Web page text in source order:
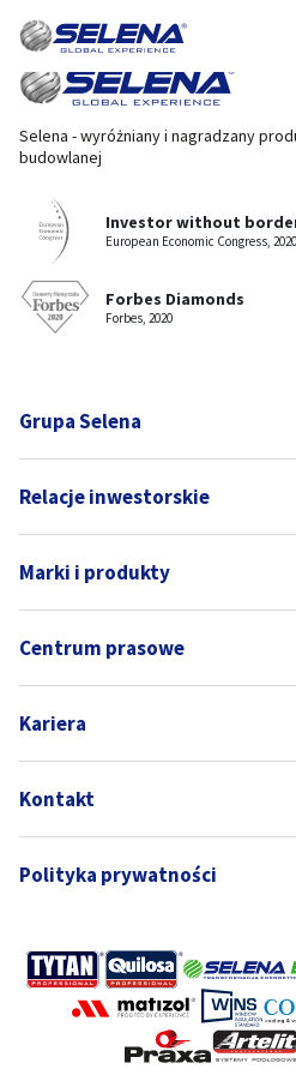
Selena - wyróżniany i nagradzany
budowlanej
Investor without
European Economic Congress, 2020
Forbes Diamonds
Forbes, 2020
Grupa Selena
Relacje inwestorskie
Marki i produkty
Centrum prasowe
Kariera
Kontakt
Polityka prywatności